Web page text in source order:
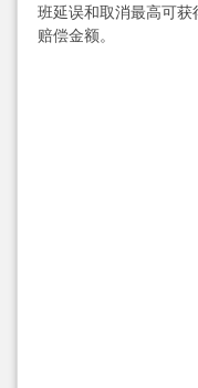
班延误和取消最高可
赔偿金额。